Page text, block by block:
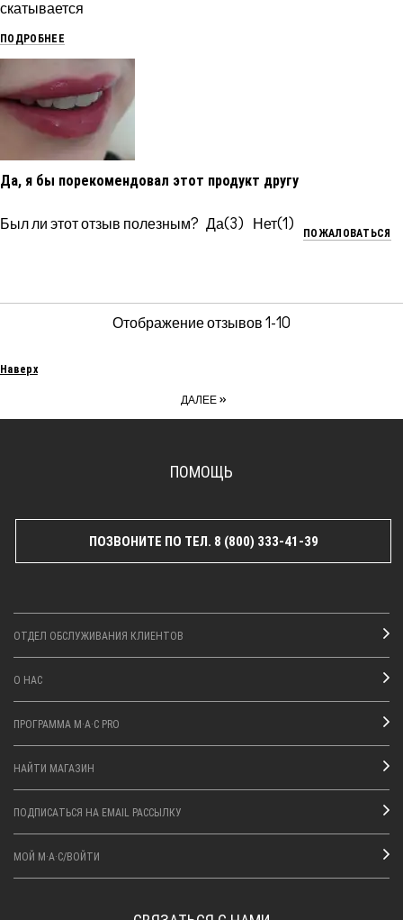
скатывается
ПОДРОБНЕЕ
Да, я бы порекомендовал этот продукт другу
Был ли этот отзыв полезным? 3 1
ПОЖАЛОВАТЬСЯ
Отображение отзывов 1-10
Наверх
ДАЛЕЕ »
ПОМОЩЬ
ПОЗВОНИТЕ ПО ТЕЛ. 8 (800) 333-41-39
ОТДЕЛ ОБСЛУЖИВАНИЯ КЛИЕНТОВ
О НАС
ПРОГРАММА M·A·C PRO
НАЙТИ МАГАЗИН
ПОДПИСАТЬСЯ НА EMAIL РАССЫЛКУ
МОЙ M·A·C/ВОЙТИ